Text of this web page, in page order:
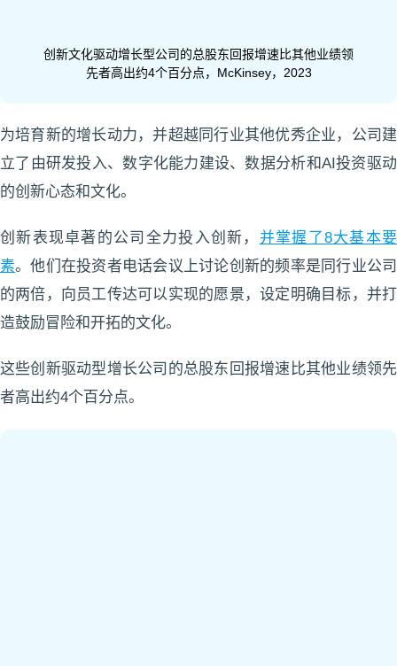
创新文化驱动增长型公司的总股东回报增速比其他业绩领
先者高出约4个百分点，McKinsey，2023
为培育新的增长动力，并超越同行业其他优秀企业，公司建
立了由研发投入、数字化能力建设、数据分析和AI投资驱动
的创新心态和文化。
创新表现卓著的公司全力投入创新， 并掌握了8大基本要
素。他们在投资者电话会议上讨论创新的频率是同行业公司
的两倍，向员工传达可以实现的愿景，设定明确目标，并打
造鼓励冒险和开拓的文化。
这些创新驱动型增长公司的总股东回报增速比其他业绩领先
者高出约4个百分点。